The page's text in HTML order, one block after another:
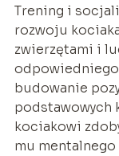
Trening i
rozwoju
zwierzętami i
budowanie
podstawowych
kociakowi
mu mentalnego